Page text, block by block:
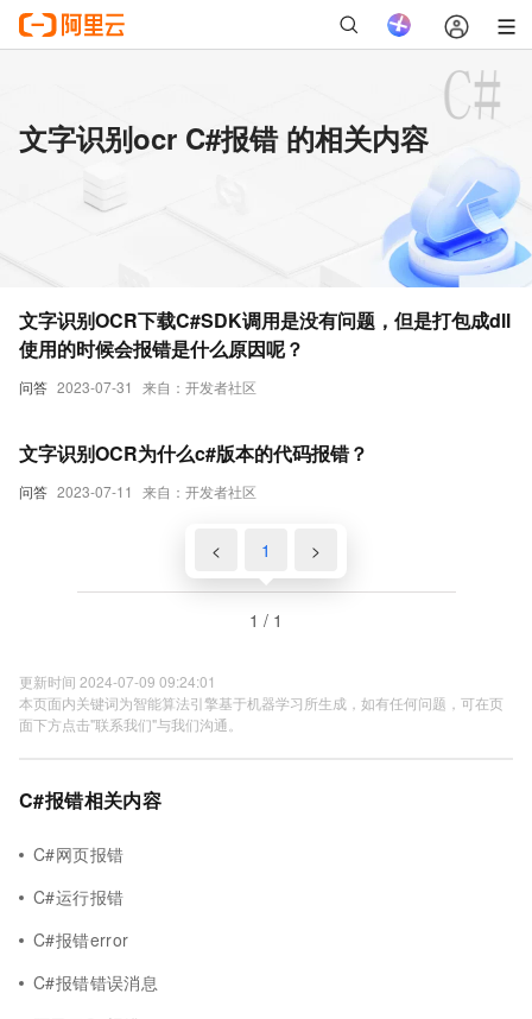
文字识别ocr C#报错 的相关内容
问答 2023-07-31 来自：开发者社区
文字识别OCR下载C#SDK调用是没有问题，但是打包成dll
使用的时候会报错是什么原因呢？
问答 2023-07-11 来自：开发者社区
文字识别OCR为什么c#版本的代码报错？
< 1 >
1 / 1
更新时间 2024-07-09 09:24:01
本页面内关键词为智能算法引擎基于机器学习所生成，如有任何问题，可在页
面下方点击"联系我们"与我们沟通。
C#报错相关内容
C#网页报错
C#运行报错
C#报错error
C#报错错误消息